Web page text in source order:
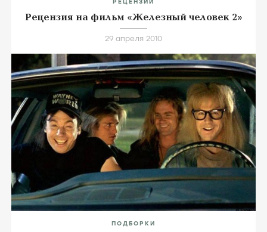
РЕЦЕНЗИИ
Рецензия на фильм «Железный человек 2»
29 апреля 2010
ПОДБОРКИ